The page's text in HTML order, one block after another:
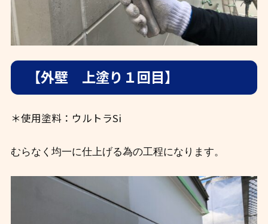
【外壁 上塗り１回目】
＊使用塗料：ウルトラSi
むらなく均一に仕上げる為の工程になります。